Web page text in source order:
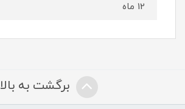
12 ماه
برگشت به بالا